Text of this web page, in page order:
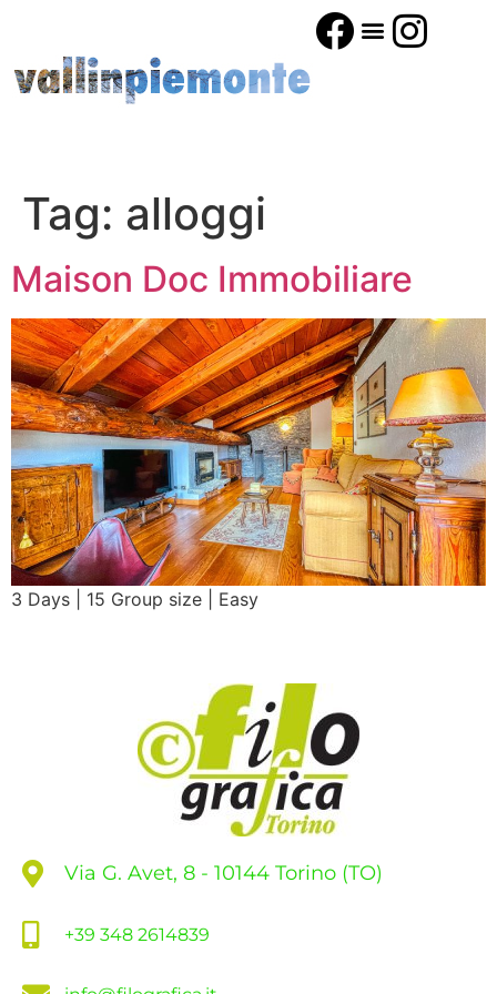
Tag: alloggi
Maison Doc Immobiliare
3 Days | 15 Group size | Easy
Via G. Avet, 8 - 10144 Torino (TO)
+39 348 2614839